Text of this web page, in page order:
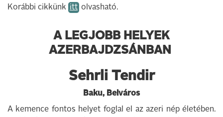
Korábbi cikkünk itt olvasható.
A LEGJOBB HELYEK
AZERBAJDZSÁNBAN
Sehrli Tendir
Baku, Belváros
A kemence fontos helyet foglal el az azeri nép életében.